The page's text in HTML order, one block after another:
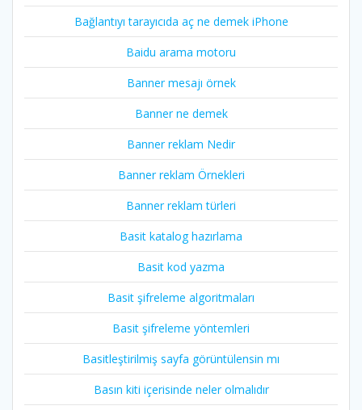
Bağlantıyı tarayıcıda aç ne demek iPhone
Baidu arama motoru
Banner mesajı örnek
Banner ne demek
Banner reklam Nedir
Banner reklam Örnekleri
Banner reklam türleri
Basit katalog hazırlama
Basit kod yazma
Basit şifreleme algoritmaları
Basit şifreleme yöntemleri
Basitleştirilmiş sayfa görüntülensin mı
Basın kiti içerisinde neler olmalıdır